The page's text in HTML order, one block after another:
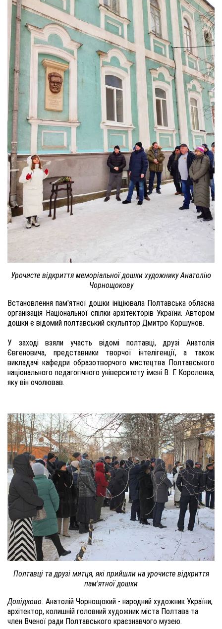
Урочисте відкриття меморіальної дошки художнику Анатолію
Чорнощокову
Встановлення пам'ятної дошки ініціювала Полтавська обласна
організація Національної спілки архітекторів України. Автором
дошки є відомий полтавський скульптор Дмитро Коршунов.
У заході взяли участь відомі полтавці, друзі Анатолія
Євгеновича, представники творчої інтелігенції, а також
викладачі кафедри образотворчого мистецтва Полтавського
національного педагогічного університету імені В. Г. Короленка,
яку він очолював.
Полтавці та друзі митця, які прийшли на урочисте відкриття
пам'ятної дошки
Довідково: Анатолій Чорнощокий - народний художник України,
архітектор, колишній головний художник міста Полтава та
член Вченої ради Полтавського краєзнавчого музею.